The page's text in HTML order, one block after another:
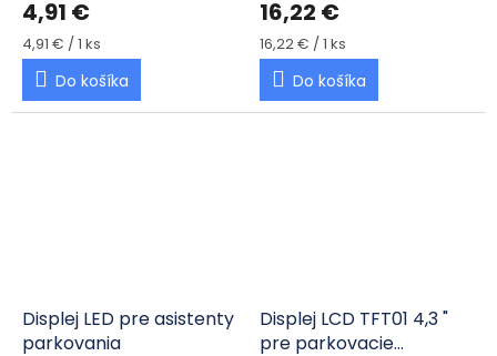
4,91 €
Jednotková cena:
4,91 € / 1 ks
Do košíka
16,22 €
Jednotková cena:
16,22 € / 1 ks
Do košíka
Displej LED pre asistenty
parkovania
Displej LCD TFT01 4,3 "
pre parkovacie